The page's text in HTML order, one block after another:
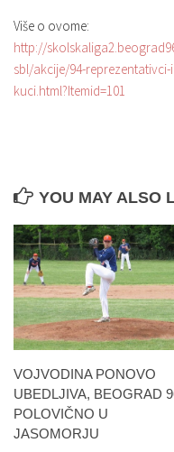
Više o ovome:
http://
sbl/akcije/94-
kuci.html?Itemid=101
YOU MAY ALSO
VOJVODINA PONOVO
UBEDLJIVA, BEOGRAD
POLOVIČNO U
JASOMORJU